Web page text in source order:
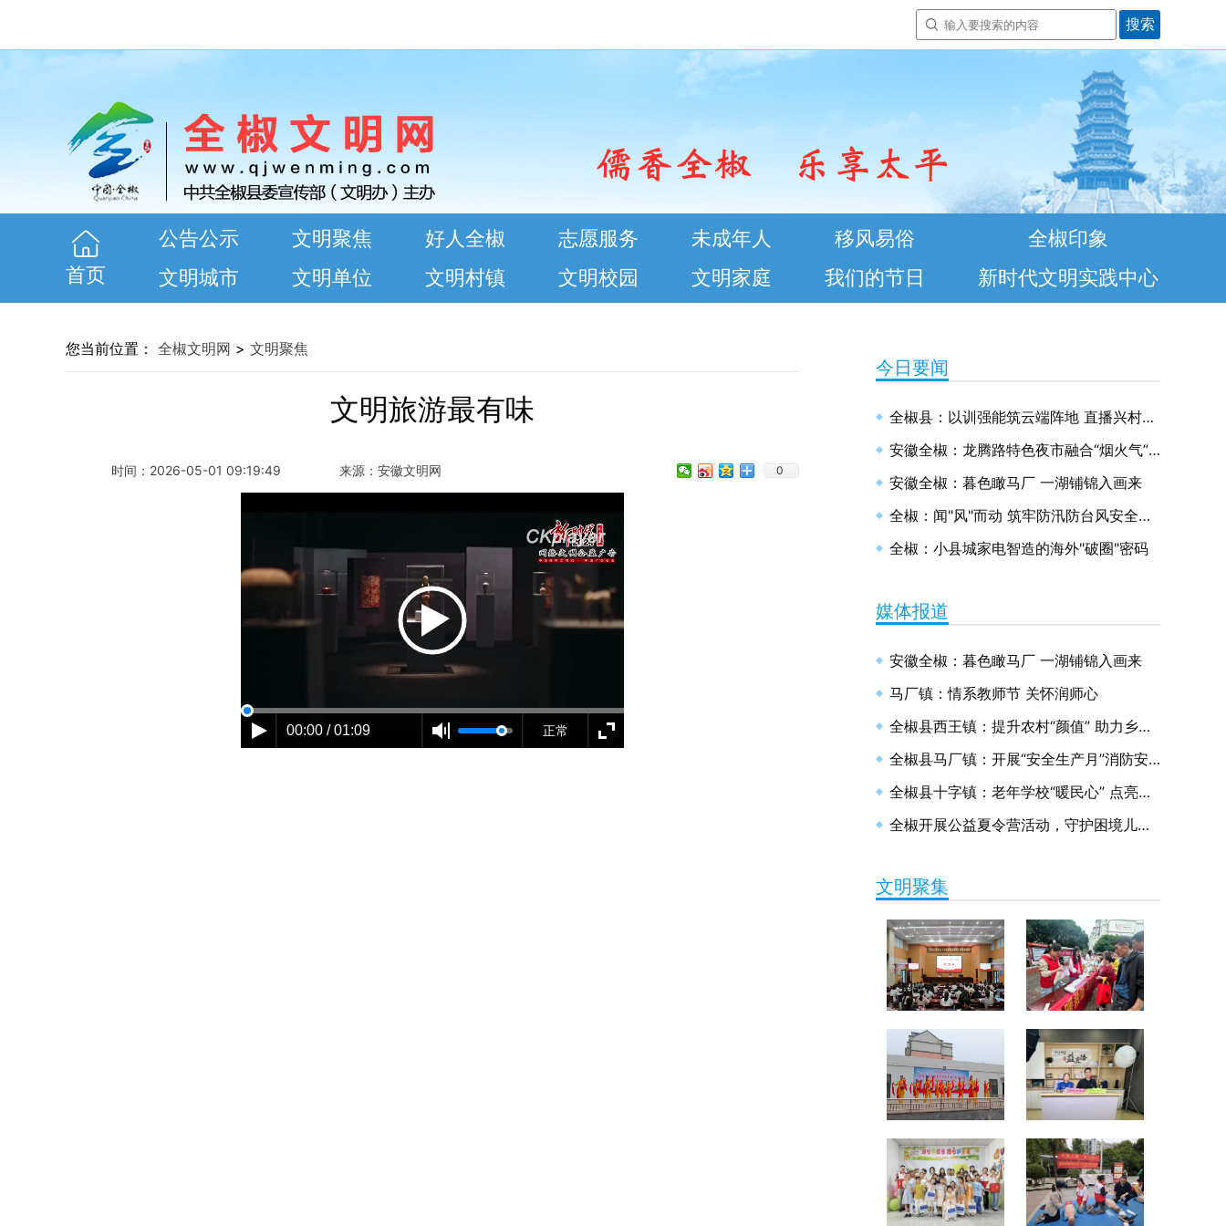
首页
公告公示
文明城市
文明聚焦
文明单位
好人全椒
文明村镇
志愿服务
文明校园
未成年人
文明家庭
移风易俗
我们的节日
全椒印象
新时代文明实践中心
您当前位置： 全椒文明网 > 文明聚焦
文明旅游最有味
时间： 2026-05-01 09:19:49 来源： 安徽文明网 0
00:00 / 01:09 正常
今日要闻
全椒县：以训强能筑云端阵地 直播兴村绘和美画卷
安徽全椒：龙腾路特色夜市融合“烟火气”与“文明风”
安徽全椒：暮色瞰马厂 一湖铺锦入画来
全椒：闻"风"而动 筑牢防汛防台风安全防线
全椒：小县城家电智造的海外"破圈"密码
媒体报道
安徽全椒：暮色瞰马厂 一湖铺锦入画来
马厂镇：情系教师节 关怀润师心
全椒县西王镇：提升农村“颜值” 助力乡村振兴
全椒县马厂镇：开展“安全生产月”消防安全演练
全椒县十字镇：老年学校“暖民心” 点亮幸福“夕阳红”
全椒开展公益夏令营活动，守护困境儿童健康成长
文明聚集